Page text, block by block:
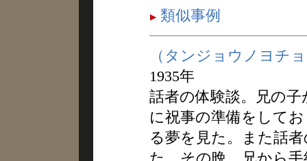
類似事例
（タンジョウノヨチ
1935年
話者の体験談。兄の
に祝事の準備をして
る夢を見た。また話